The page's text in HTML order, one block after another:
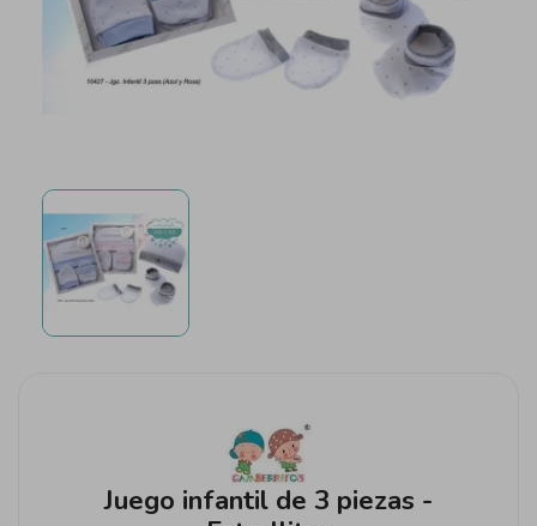
Juego infantil de 3 piezas -